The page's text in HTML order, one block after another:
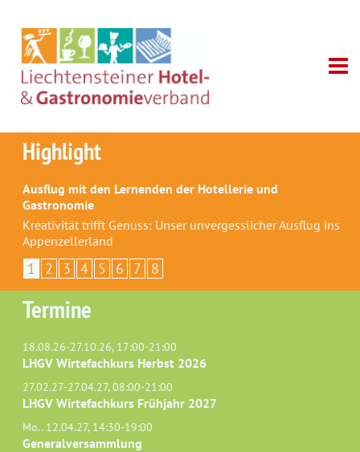
Highlight
Ausflug mit den Lernenden der Hotellerie und
Gastronomie
Kreativität trifft Genuss: Unser unvergesslicher Ausflug ins
Appenzellerland
1 2 3 4 5 6 7 8
Termine
18.08.26-27.10.26, 17:00-21:00
LHGV Wirtefachkurs Herbst 2026
27.02.27-27.04.27, 08:00-21:00
LHGV Wirtefachkurs Frühjahr 2027
Mo.. 12.04.27, 14:30-19:00
Generalversammlung